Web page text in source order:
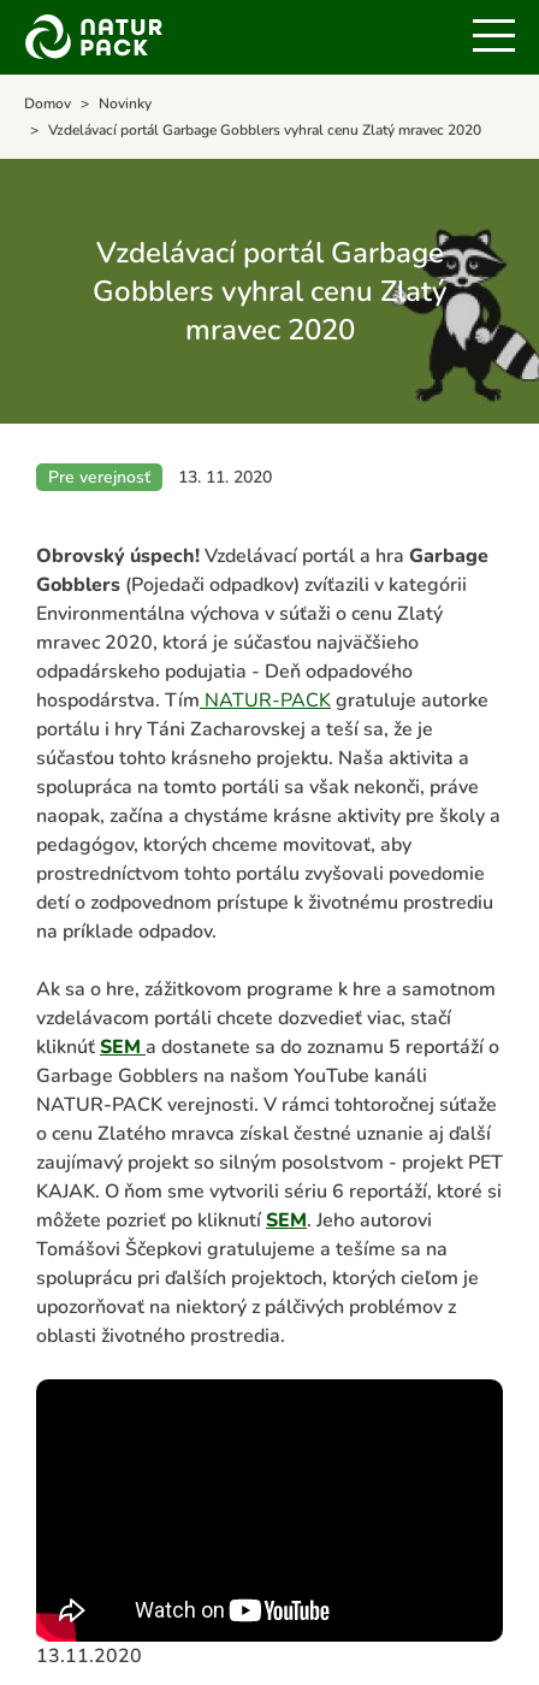
Domov
Novinky
Vzdelávací portál Garbage Gobblers vyhral cenu Zlatý mravec 2020
Vzdelávací portál Garbage
Gobblers vyhral cenu Zlatý
mravec 2020
Pre verejnosť 13. 11. 2020
Obrovský úspech!Vzdelávací portál a hra Garbage
Gobblers (Pojedači odpadkov) zvíťazili v kategórii
Environmentálna výchova v súťaži o cenu Zlatý
mravec 2020, ktorá je súčasťou najväčšieho
odpadárskeho podujatia - Deň odpadového
hospodárstva. Tím NATUR-PACKgratuluje autorke
portálu i hry Táni Zacharovskej a teší sa, že je
súčasťou tohto krásneho projektu. Naša aktivita a
spolupráca na tomto portáli sa však nekonči, práve
naopak, začína a chystáme krásne aktivity pre školy a
pedagógov, ktorých chceme movitovať, aby
prostredníctvom tohto portálu zvyšovali povedomie
detí o zodpovednom prístupe k životnému prostrediu
na príklade odpadov.
Ak sa o hre, zážitkovom programe k hre a samotnom
vzdelávacom portáli chcete dozvedieť viac, stačí
kliknúťSEM a dostanete sa do zoznamu 5 reportáží o
Garbage Gobblers na našom YouTube kanáli
NATUR-PACK verejnosti. V rámci tohtoročnej súťaže
o cenu Zlatého mravca získal čestné uznanie aj ďalší
zaujímavý projekt so silným posolstvom - projekt PET
KAJAK. O ňom sme vytvorili sériu 6 reportáží, ktoré si
môžete pozrieť po kliknutíSEM. Jeho autorovi
Tomášovi Ščepkovi gratulujeme a tešíme sa na
spoluprácu pri ďalších projektoch, ktorých cieľom je
upozorňovať na niektorý z pálčivých problémov z
oblasti životného prostredia.
13.11.2020